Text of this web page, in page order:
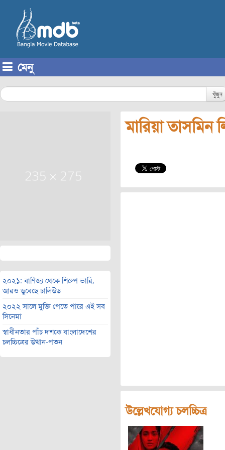
মেনু
খুঁজুন
২০২১: বাণিজ্য থেকে শিল্পে ভারি,
আরও ডুবেছে ঢালিউড
২০২২ সালে মুক্তি পেতে পারে এই সব
সিনেমা
স্বাধীনতার পাঁচ দশকে বাংলাদেশের
চলচ্চিত্রের উত্থান-পতন
মারিয়া তাসমিন
উল্লেখযোগ্য চলচ্চিত্র